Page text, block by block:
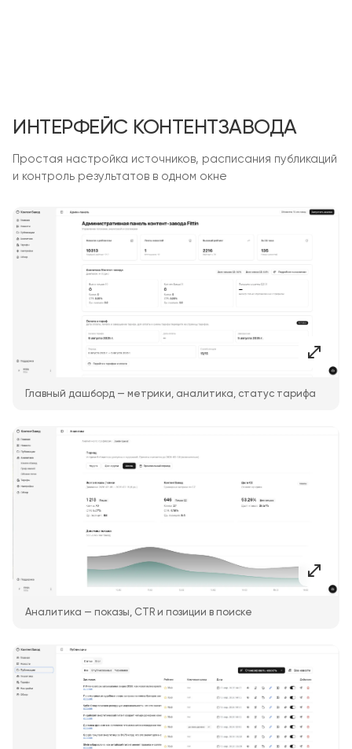
ИНТЕРФЕЙС КОНТЕНТЗАВОДА
Простая настройка источников, расписания публикаций
и контроль результатов в одном окне
Главный дашборд — метрики, аналитика, статус тарифа
Аналитика — показы, CTR и позиции в поиске